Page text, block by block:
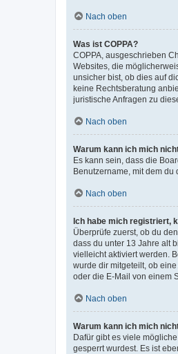
Nach oben
Was ist COPPA?
COPPA, ausgeschrieben
Websites, die
unsicher bist, ob dies auf
keine Rechtsberatung
juristische Anfragen zu
Nach oben
Warum kann ich mich
Es kann sein, dass die
Benutzername, mit dem du
Nach oben
Ich habe mich registriert,
Überprüfe zuerst, ob du
dass du unter 13 Jahre alt
vielleicht aktiviert werden.
wurde dir mitgeteilt, ob
oder die E-Mail von einem
Nach oben
Warum kann ich mich
Dafür gibt es viele
gesperrt wurdest. Es ist